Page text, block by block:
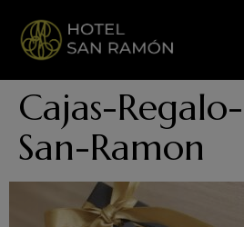
Cajas-
San-Ramon